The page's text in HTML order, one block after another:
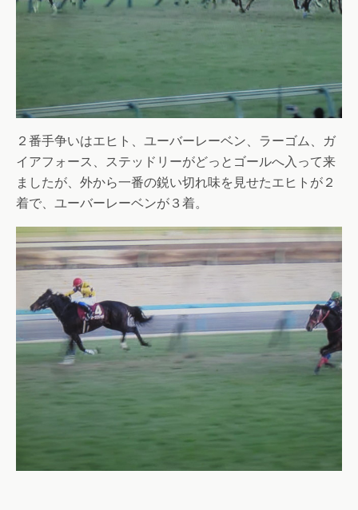
２番手争いはエヒト、ユーバーレーベン、ラーゴム、ガ
イアフォース、ステッドリーがどっとゴールへ入って来
ましたが、外から一番の鋭い切れ味を見せたエヒトが２
着で、ユーバーレーベンが３着。